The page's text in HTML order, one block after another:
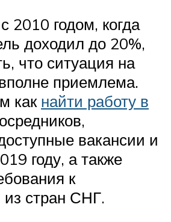
2010 годом, когда
доходил до 20%,
что ситуация на
приемлема.
как найти работу в
вакансии и
году, а также
к
стран СНГ.